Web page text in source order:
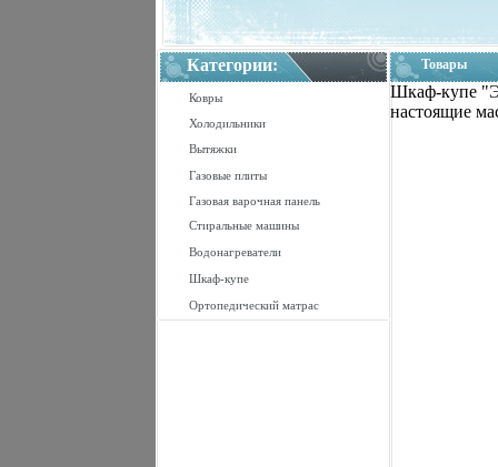
Категории:
Ковры
Холодильники
Вытяжки
Газовые плиты
Газовая варочная панель
Стиральные машины
Водонагреватели
Шкаф-купе
Ортопедический матрас
Товары
Шкаф-купе
настоящие